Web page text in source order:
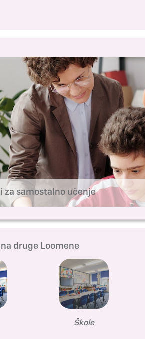
za samostalno učenje
druge Loomene
Škole